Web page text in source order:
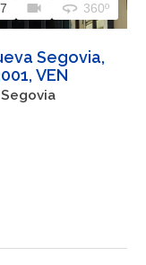
videocam 360 360º
Segovia,
VEN